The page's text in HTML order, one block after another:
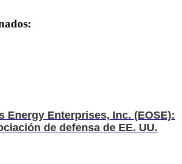
Energy Enterprises, Inc. (EOSE):
de defensa de EE. UU.